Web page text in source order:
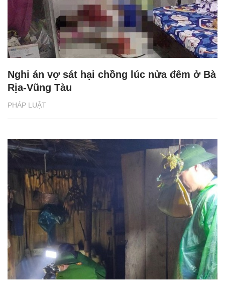
PHÁP LUẬT
Nghi án vợ sát hại chồng lúc nửa đêm ở Bà
Rịa-Vũng Tàu